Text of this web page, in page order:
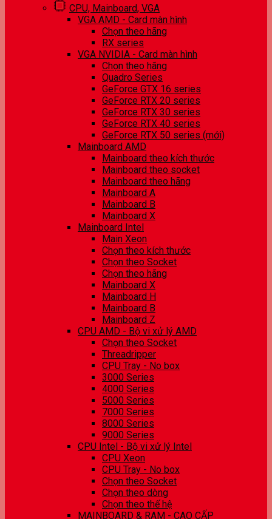
CPU, Mainboard, VGA
VGA AMD - Card màn hình
Chọn theo hãng
RX series
VGA NVIDIA - Card màn hình
Chọn theo hãng
Quadro Series
GeForce GTX 16 series
GeForce RTX 20 series
GeForce RTX 30 series
GeForce RTX 40 series
GeForce RTX 50 series (mới)
Mainboard AMD
Mainboard theo kích thước
Mainboard theo socket
Mainboard theo hãng
Mainboard A
Mainboard B
Mainboard X
Mainboard Intel
Main Xeon
Chọn theo kích thước
Chọn theo Socket
Chọn theo hãng
Mainboard X
Mainboard H
Mainboard B
Mainboard Z
CPU AMD - Bộ vi xử lý AMD
Chọn theo Socket
Threadripper
CPU Tray - No box
3000 Series
4000 Series
5000 Series
7000 Series
8000 Series
9000 Series
CPU Intel - Bộ vi xử lý Intel
CPU Xeon
CPU Tray - No box
Chọn theo Socket
Chọn theo dòng
Chọn theo thế hệ
MAINBOARD & RAM - CAO CẤP